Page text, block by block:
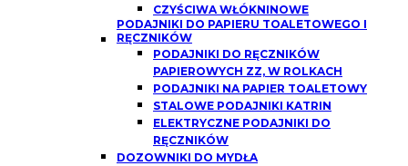
CZYŚCIWA WŁÓKNINOWE
PODAJNIKI DO PAPIERU TOALETOWEGO I
RĘCZNIKÓW
PODAJNIKI DO RĘCZNIKÓW
PAPIEROWYCH ZZ, W ROLKACH
PODAJNIKI NA PAPIER TOALETOWY
STALOWE PODAJNIKI KATRIN
ELEKTRYCZNE PODAJNIKI DO
RĘCZNIKÓW
DOZOWNIKI DO MYDŁA